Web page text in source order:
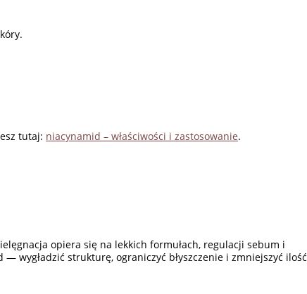
tutaj: niacynamid – właściwości i zastosowanie.
opiera się na lekkich formułach, regulacji sebum i
wygładzić strukturę, ograniczyć błyszczenie i zmniejszyć ilość